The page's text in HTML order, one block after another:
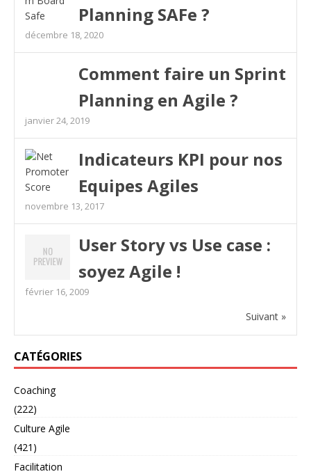
Planning SAFe ?
décembre 18, 2020
Comment faire un Sprint
Planning en Agile ?
janvier 24, 2019
Indicateurs KPI pour nos
Equipes Agiles
novembre 13, 2017
User Story vs Use case :
soyez Agile !
février 16, 2009
Suivant »
CATÉGORIES
Coaching
(222)
Culture Agile
(421)
Facilitation